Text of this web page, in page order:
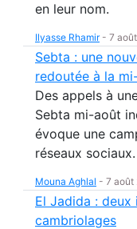
en leur nom.
Ilyasse Rhamir- 7
Sebta : une
redoutée à la
Des appels à
Sebta mi-août
évoque une
réseaux sociaux.
Mouna Aghlal - 7 août
El Jadida :
cambriolages